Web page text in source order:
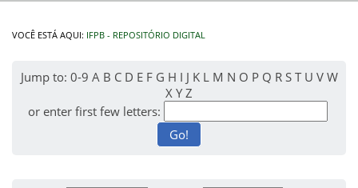
VOCÊ ESTÁ AQUI: IFPB - REPOSITÓRIO DIGITAL
Jump to: 0-9 A B C D E F G H I J K L M N O P Q R S T U V W
X Y Z
or enter first few letters: